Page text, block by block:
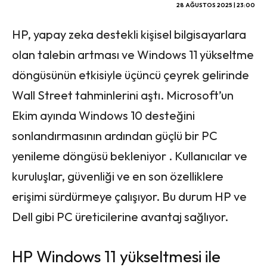
28 AĞUSTOS 2025 | 23:00
HP, yapay zeka destekli kişisel bilgisayarlara
olan talebin artması ve Windows 11 yükseltme
döngüsünün etkisiyle üçüncü çeyrek gelirinde
Wall Street tahminlerini aştı. Microsoft’un
Ekim ayında Windows 10 desteğini
sonlandırmasının ardından güçlü bir PC
yenileme döngüsü bekleniyor . Kullanıcılar ve
kuruluşlar, güvenliği ve en son özelliklere
erişimi sürdürmeye çalışıyor. Bu durum HP ve
Dell gibi PC üreticilerine avantaj sağlıyor.
HP Windows 11 yükseltmesi ile